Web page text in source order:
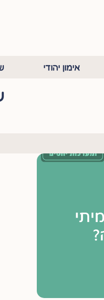
אימון יהודי